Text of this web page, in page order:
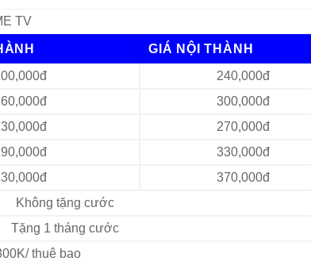
TV
GIÁ NỘI THÀNH
240,000đ
300,000đ
270,000đ
330,000đ
370,000đ
Không tặng cước
Tặng 1 tháng cước
thuê bao